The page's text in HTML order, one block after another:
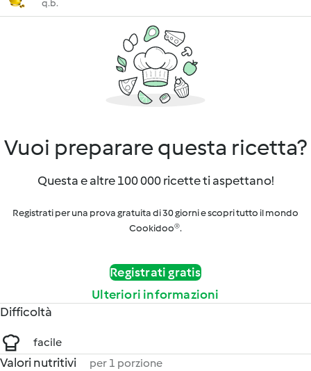
q.b.
Vuoi preparare questa ricetta?
Questa e altre 100 000 ricette ti aspettano!
Registrati per una prova gratuita di 30 giorni e scopri tutto il mondo
Cookidoo®.
Registrati gratis
Ulteriori informazioni
Difficoltà
facile
Valori nutritivi per 1 porzione